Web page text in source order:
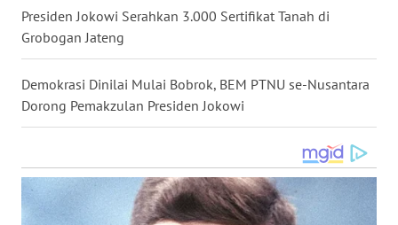
Presiden Jokowi Serahkan 3.000 Sertifikat Tanah di
Grobogan Jateng
Demokrasi Dinilai Mulai Bobrok, BEM PTNU se-Nusantara
Dorong Pemakzulan Presiden Jokowi
BALI
WN
KALBAR
WN
WN